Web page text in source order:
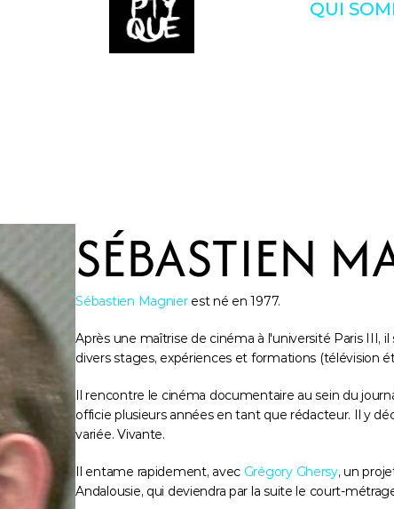
QUI
SÉBASTIEN
Sébastien Magnier est né en 1977.
Après une maîtrise de cinéma à l'université Paris III,
divers stages, expériences et formations (télévision
Il rencontre le cinéma documentaire au sein du
officie plusieurs années en tant que rédacteur. Il y
variée. Vivante.
Il entame rapidement, avec Grégory Ghersy, un
Andalousie, qui deviendra par la suite le court-